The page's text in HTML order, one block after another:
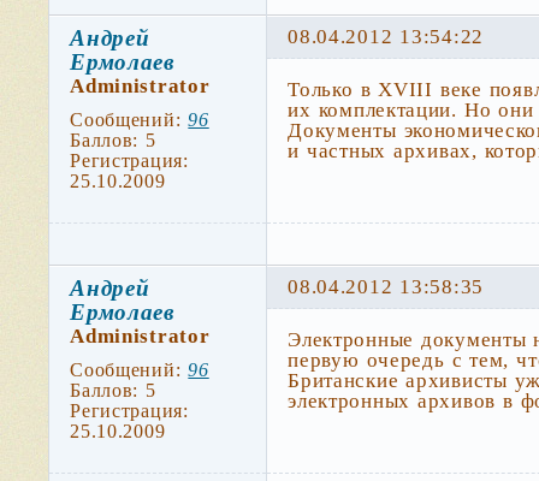
Андрей
Ермолаев
Administrator
Сообщений:96
Баллов: 5
Регистрация:
25.10.2009
08.04.2012 13:54:22
Только в XVIII веке
их комплектации. Но
Документы
и частных архивах,
Андрей
Ермолаев
Administrator
Сообщений:96
Баллов: 5
Регистрация:
25.10.2009
08.04.2012 13:58:35
Электронные документы
первую очередь с тем,
Британские архивисты
электронных архивов в